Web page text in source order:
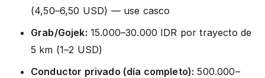
(4,50–6,50 USD) — use casco
Grab/Gojek: 15.000–30.000 IDR por trayecto de
5 km (1–2 USD)
Conductor privado (día completo): 500.000–